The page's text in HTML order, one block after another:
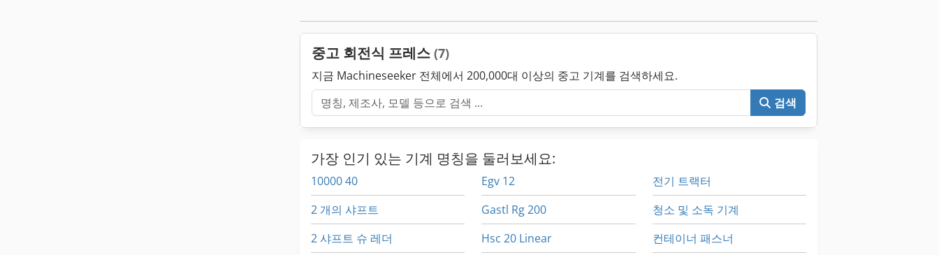
중고 회전식 프레스 (7)
지금 Machineseeker 전체에서 200,000대 이상의 중고 기계를 검색하세요.
검색
가장 인기 있는 기계 명칭을 둘러보세요:
10000 40
2 개의 샤프트
2 샤프트 슈 레더
Egv 12
Gastl Rg 200
Hsc 20 Linear
전기 트랙터
청소 및 소독 기계
컨테이너 패스너